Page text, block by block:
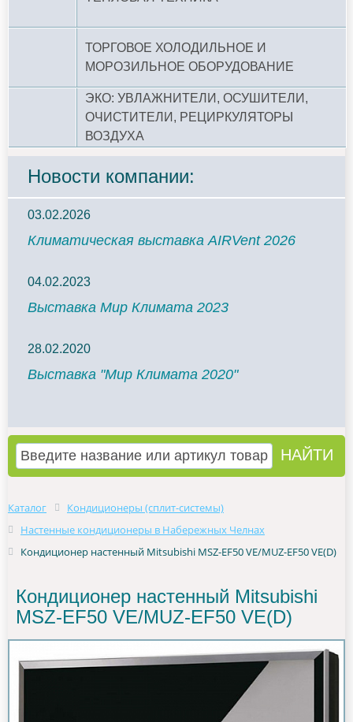
ТОРГОВОЕ ХОЛОДИЛЬНОЕ И
МОРОЗИЛЬНОЕ ОБОРУДОВАНИЕ
ЭКО: УВЛАЖНИТЕЛИ, ОСУШИТЕЛИ,
ОЧИСТИТЕЛИ, РЕЦИРКУЛЯТОРЫ
ВОЗДУХА
Новости компании:
03.02.2026
Климатическая выставка AIRVent 2026
04.02.2023
Выставка Мир Климата 2023
28.02.2020
Выставка "Мир Климата 2020"
Каталог
Кондиционеры (сплит-системы)
Настенные кондиционеры в Набережных Челнах
Кондиционер настенный Mitsubishi MSZ-EF50 VE/MUZ-EF50 VE(D)
Кондиционер настенный Mitsubishi
MSZ-EF50 VE/MUZ-EF50 VE(D)